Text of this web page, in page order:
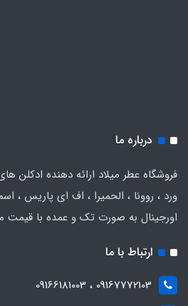
درباره ما
فروشگاه عطر میلاد ارائه دهنده ادکلن
ورد ، روونا ، الحمیرا ، اف ای پاریس ،
اورجینال به صورت تک و عمده با قیمت
ارتباط با ما
09167772103 ، 09166181003